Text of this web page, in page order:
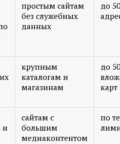
простым сайтам
без служебных
данных
до
крупным
каталогам и
магазинам
до
карт
и
сайтам с
большим
медиаконтентом
по